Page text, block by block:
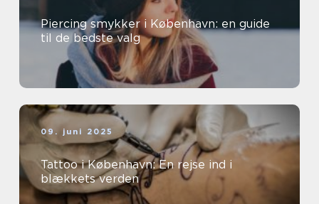
Piercing smykker i København: en guide
til de bedste valg
09. juni 2025
Tattoo i København: En rejse ind i
blækkets verden